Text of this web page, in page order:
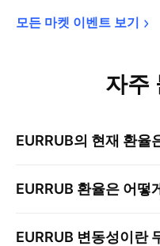
모든 마켓 이벤트 보기
자주
EURRUB의 현재 환율
EURRUB 환율은 어떻
EURRUB 변동성이란